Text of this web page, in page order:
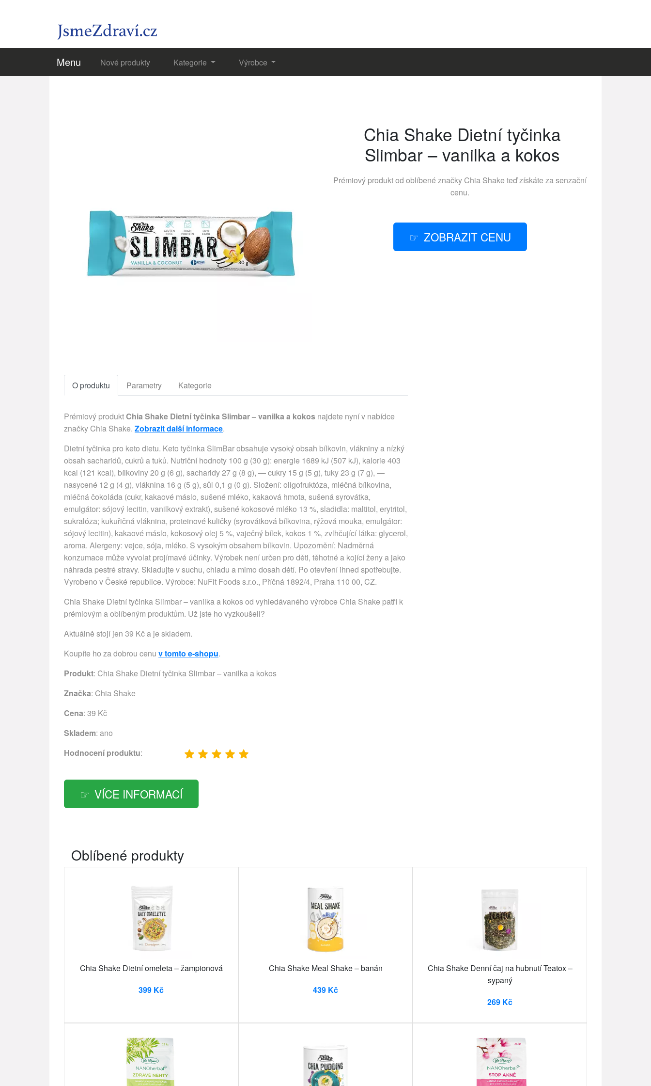
Menu Nové produkty Kategorie Výrobce
Chia Shake Dietní tyčinka
Slimbar – vanilka a kokos
Prémiový produkt od oblíbené značky Chia Shake teď získáte za senzační
cenu.
ZOBRAZIT CENU
O produktu Parametry Kategorie
Prémiový produktChia Shake Dietní tyčinka Slimbar – vanilka a kokos najdete nyní v nabídce
značky Chia Shake. Zobrazit další informace.
Dietní tyčinka pro keto dietu. Keto tyčinka SlimBar obsahuje vysoký obsah bílkovin, vlákniny a nízký
obsah sacharidů, cukrů a tuků. Nutriční hodnoty 100 g (30 g): energie 1689 kJ (507 kJ), kalorie 403
kcal (121 kcal), bílkoviny 20 g (6 g), sacharidy 27 g (8 g), — cukry 15 g (5 g), tuky 23 g (7 g), —
nasycené 12 g (4 g), vláknina 16 g (5 g), sůl 0,1 g (0 g). Složení: oligofruktóza, mléčná bílkovina,
mléčná čokoláda (cukr, kakaové máslo, sušené mléko, kakaová hmota, sušená syrovátka,
emulgátor: sójový lecitin, vanilkový extrakt), sušené kokosové mléko 13 %, sladidla: maltitol, erytritol,
sukralóza; kukuřičná vláknina, proteinové kuličky (syrovátková bílkovina, rýžová mouka, emulgátor:
sójový lecitin), kakaové máslo, kokosový olej 5 %, vaječný bílek, kokos 1 %, zvlhčující látka: glycerol,
aroma. Alergeny: vejce, sója, mléko. S vysokým obsahem bílkovin. Upozornění: Nadměrná
konzumace může vyvolat projímavé účinky. Výrobek není určen pro děti, těhotné a kojící ženy a jako
náhrada pestré stravy. Skladujte v suchu, chladu a mimo dosah dětí. Po otevření ihned spotřebujte.
Vyrobeno v České republice. Výrobce: NuFit Foods s.r.o., Příčná 1892/4, Praha 110 00, CZ.
Chia Shake Dietní tyčinka Slimbar – vanilka a kokos od vyhledávaného výrobce Chia Shake patří k
prémiovým a oblíbeným produktům. Už jste ho vyzkoušeli?
Aktuálně stojí jen 39 Kč a je skladem.
Koupíte ho za dobrou cenu v tomto e-shopu.
Produkt: Chia Shake Dietní tyčinka Slimbar – vanilka a kokos
Značka: Chia Shake
Cena: 39 Kč
Skladem: ano
Hodnocení produktu:
VÍCE INFORMACÍ
Oblíbené produkty
Chia Shake Dietní omeleta – žampionová
399 Kč
Chia Shake Meal Shake – banán
439 Kč
Chia Shake Denní čaj na hubnutí Teatox –
sypaný
269 Kč